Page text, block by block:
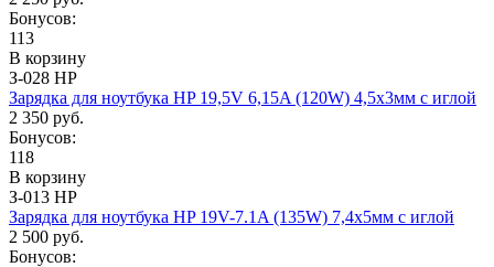
Бонусов:
113
В корзину
З-028 HP
Зарядка для ноутбука HP 19,5V 6,15A (120W) 4,5x3мм с иглой
2 350 руб.
Бонусов:
118
В корзину
З-013 HP
Зарядка для ноутбука HP 19V-7.1A (135W) 7,4x5мм c иглой
2 500 руб.
Бонусов: